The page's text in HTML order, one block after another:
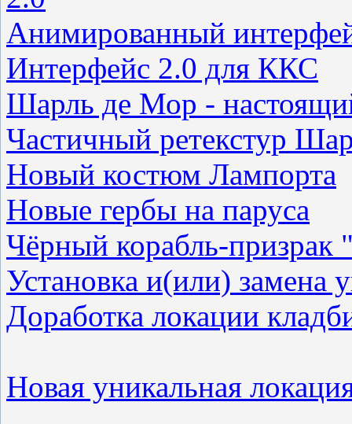
Анимированный
Интерфейс 2.0 для ККС
Шарль де Мор -
Частичный ретекстур
Новый костюм Лампорта
Новые гербы на паруса
Чёрный корабль-призрак
Установка и(или) замена
Доработка локации
Новая уникальная